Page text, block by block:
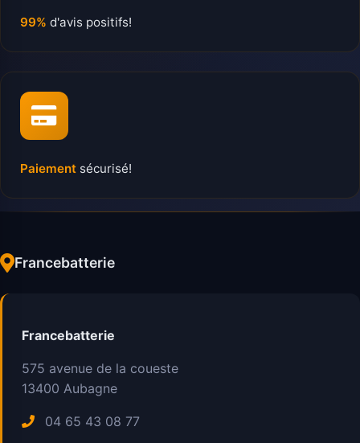
99% d'avis positifs!
Paiement sécurisé!
Francebatterie
Francebatterie
575 avenue de la coueste
13400 Aubagne
04 65 43 08 77